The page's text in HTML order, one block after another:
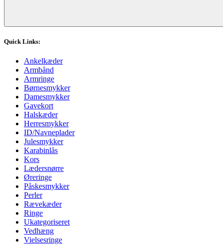
Quick Links:
Ankelkæder
Armbånd
Armringe
Børnesmykker
Damesmykker
Gavekort
Halskæder
Herresmykker
ID/Navneplader
Julesmykker
Karabinlås
Kors
Lædersnørre
Øreringe
Påskesmykker
Perler
Rævekæder
Ringe
Ukategoriseret
Vedhæng
Vielsesringe